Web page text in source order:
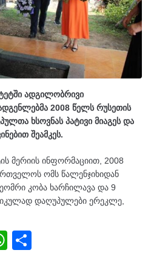
ადგილობრივი
2008 წელს რუსეთის
ხსოვნას პატივი მიაგეს და
შეამკეს.
მერიის ინფორმაციით, 2008
ომს წალენჯიხიდან
კობა ხარჩილავა და 9
დაღუპულები ერეკლე,
W